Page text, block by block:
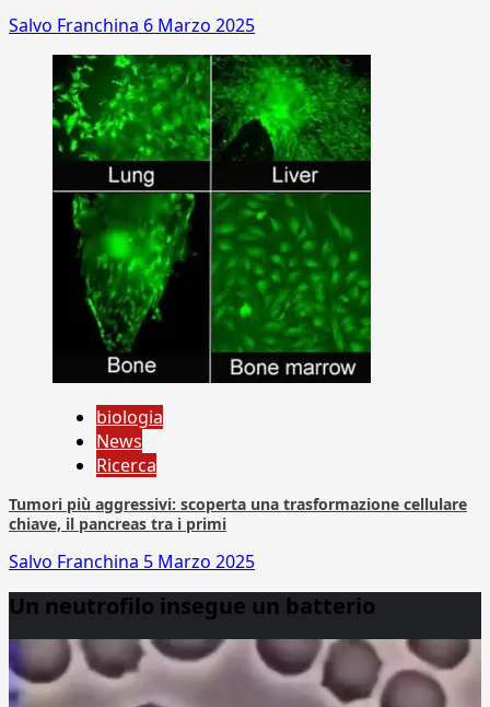
Salvo Franchina 6 Marzo 2025
biologia
News
Ricerca
Tumori più aggressivi: scoperta una trasformazione cellulare
chiave, il pancreas tra i primi
Salvo Franchina 5 Marzo 2025
Un neutrofilo insegue un batterio
Player